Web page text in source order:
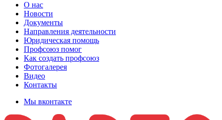
О нас
Новости
Документы
Направления деятельности
Юридическая помощь
Профсоюз помог
Как создать профсоюз
Фотогалерея
Видео
Контакты
Мы вконтакте